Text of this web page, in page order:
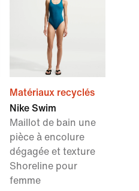
Matériaux recyclés
Nike Swim
Maillot de bain une
pièce à encolure
dégagée et texture
Shoreline pour
femme